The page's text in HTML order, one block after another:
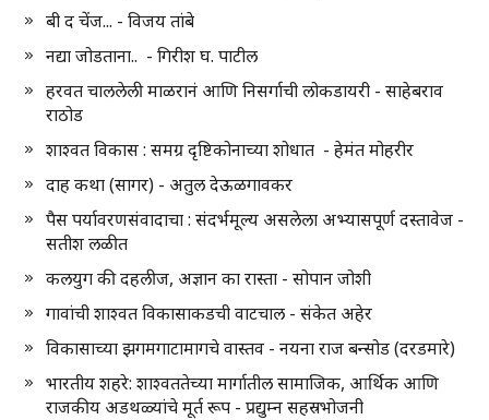
बी द चेंज... - विजय तांबे
नद्या जोडताना.. - गिरीश घ. पाटील
हरवत चाललेली माळरानं आणि निसर्गाची लोकडायरी - साहेबराव
राठोड
शाश्वत विकास : समग्र दृष्टिकोनाच्या शोधात - हेमंत मोहरीर
दाह कथा (सागर) - अतुल देऊळगावकर
पैस पर्यावरणसंवादाचा : संदर्भमूल्य असलेला अभ्यासपूर्ण दस्तावेज -
सतीश लळीत
कलयुग की दहलीज, अज्ञान का रास्ता - सोपान जोशी
गावांची शाश्वत विकासाकडची वाटचाल - संकेत अहेर
विकासाच्या झगमगाटामागचे वास्तव - नयना राज बन्सोड (दरडमारे)
भारतीय शहरे: शाश्वततेच्या मार्गातील सामाजिक, आर्थिक आणि
राजकीय अडथळ्यांचे मूर्त रूप - प्रद्युम्न सहस्रभोजनी